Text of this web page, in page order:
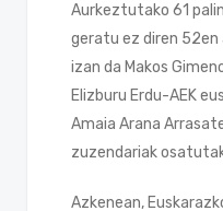
Aurkeztutako 61
geratu ez diren
izan da Makos
Elizburu Erdu-AEK
Amaia Arana
zuzendariak
Azkenean,